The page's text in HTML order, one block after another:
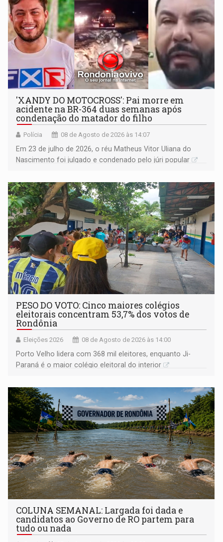
'XANDY DO MOTOCROSS': Pai morre em
acidente na BR-364 duas semanas após
condenação do matador do filho
Polícia 08 de Agosto de 2026 às 14:07
Em 23 de julho de 2026, o réu Matheus Vitor Uliana do
Nascimento foi julgado e condenado pelo júri popular
PESO DO VOTO: Cinco maiores colégios
eleitorais concentram 53,7% dos votos de
Rondônia
Eleições 2026 08 de Agosto de 2026 às 14:00
Porto Velho lidera com 368 mil eleitores, enquanto Ji-
Paraná é o maior colégio eleitoral do interior
COLUNA SEMANAL: Largada foi dada e
candidatos ao Governo de RO partem para
tudo ou nada